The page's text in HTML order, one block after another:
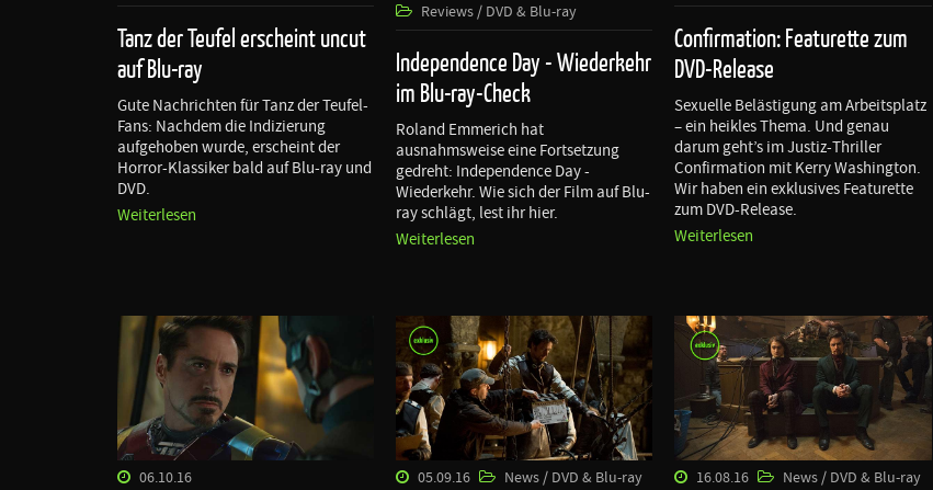
Tanz der Teufel erscheint uncut
auf Blu-ray
Gute Nachrichten für Tanz der Teufel-
Fans: Nachdem die Indizierung
aufgehoben wurde, erscheint der
Horror-Klassiker bald auf Blu-ray und
DVD.
Weiterlesen
Reviews / DVD & Blu-ray
Independence Day - Wiederkehr
im Blu-ray-Check
Roland Emmerich hat
ausnahmsweise eine Fortsetzung
gedreht: Independence Day -
Wiederkehr. Wie sich der Film auf Blu-
ray schlägt, lest ihr hier.
Weiterlesen
Confirmation: Featurette zum
DVD-Release
Sexuelle Belästigung am Arbeitsplatz
– ein heikles Thema. Und genau
darum geht’s im Justiz-Thriller
Confirmation mit Kerry Washington.
Wir haben ein exklusives Featurette
zum DVD-Release.
Weiterlesen
06.10.16
05.09.16 News / DVD & Blu-ray 16.08.16 News / DVD & Blu-ray